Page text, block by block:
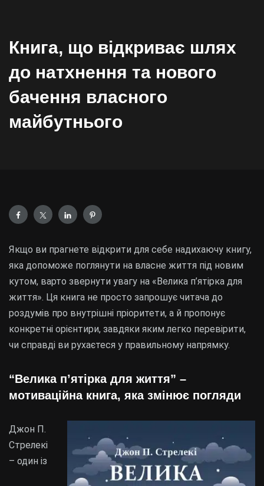
Книга, що відкриває шлях
до натхнення та нового
бачення власного
майбутнього
Якщо ви прагнете відкрити для себе надихаючу книгу,
яка допоможе поглянути на власне життя під новим
кутом, варто звернути увагу на «Велика п’ятірка для
життя». Ця книга не просто запрошує читача до
роздумів про внутрішні пріоритети, а й пропонує
конкретні орієнтири, завдяки яким легко перевірити,
чи справді ви рухаєтеся у правильному напрямку.
“Велика п’ятірка для життя” –
мотиваційна книга, яка змінює погляди
Джон П.
Стрелекі
– один із